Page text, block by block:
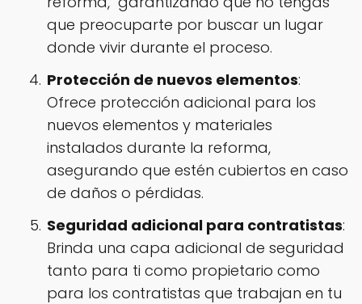
que preocuparte por buscar un lugar
donde vivir durante el proceso.
Protección de nuevos elementos:
Ofrece protección adicional para los
nuevos elementos y materiales
instalados durante la reforma,
asegurando que estén cubiertos en caso
de daños o pérdidas.
Seguridad adicional para contratistas:
Brinda una capa adicional de seguridad
tanto para ti como propietario como
para los contratistas que trabajan en tu